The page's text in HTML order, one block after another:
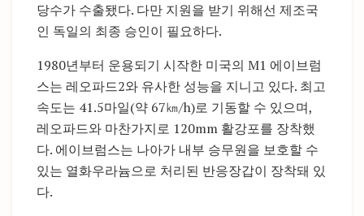
당수가 수출됐다. 다만 지원을 받기 위해선 제조국
인 독일의 최종 승인이 필요하다.
1980년부터 운용되기 시작한 미국의 M1 에이브럼
스는 레오파드2와 유사한 성능을 지니고 있다. 최고
속도는 41.5마일(약 67㎞/h)로 기동할 수 있으며,
레오파드와 마찬가지로 120mm 활강포를 장착했
다. 에이브럼스는 나아가 내부 승무원을 보호할 수
있는 열화우라늄으로 처리된 반응장갑이 장착돼 있
다.